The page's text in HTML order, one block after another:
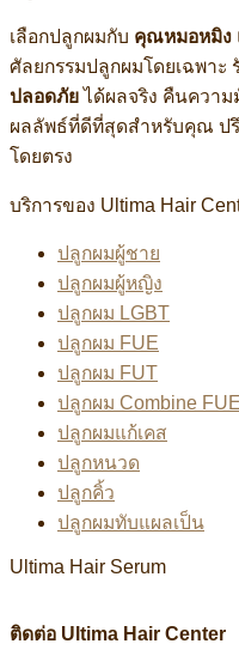
เลือกปลูกผมกับ คุณหมอหมิง
ศัลยกรรมปลูกผมโดยเฉพาะ
ปลอดภัยได้ผลจริง คืนความ
ผลลัพธ์ที่ดีที่สุดสำหรับคุณ ป
โดยตรง
บริการของ Ultima Hair
ปลูกผมผู้ชาย
ปลูกผมผู้หญิง
ปลูกผม LGBT
ปลูกผม FUE
ปลูกผม FUT
ปลูกผม Combine
ปลูกผมแก้เคส
ปลูกหนวด
ปลูกคิ้ว
ปลูกผมทับแผลเป็น
Ultima Hair Serum
ติดต่อ Ultima Hair Center